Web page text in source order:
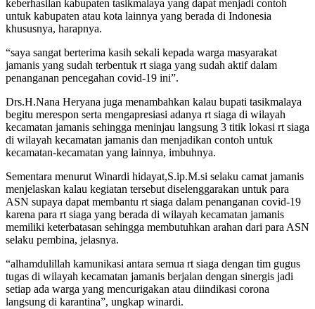
keberhasilan kabupaten tasikmalaya yang dapat menjadi contoh
untuk kabupaten atau kota lainnya yang berada di Indonesia
khususnya, harapnya.
“saya sangat berterima kasih sekali kepada warga masyarakat
jamanis yang sudah terbentuk rt siaga yang sudah aktif dalam
penanganan pencegahan covid-19 ini”.
Drs.H.Nana Heryana juga menambahkan kalau bupati tasikmalaya
begitu merespon serta mengapresiasi adanya rt siaga di wilayah
kecamatan jamanis sehingga meninjau langsung 3 titik lokasi rt siaga
di wilayah kecamatan jamanis dan menjadikan contoh untuk
kecamatan-kecamatan yang lainnya, imbuhnya.
Sementara menurut Winardi hidayat,S.ip.M.si selaku camat jamanis
menjelaskan kalau kegiatan tersebut diselenggarakan untuk para
ASN supaya dapat membantu rt siaga dalam penanganan covid-19
karena para rt siaga yang berada di wilayah kecamatan jamanis
memiliki keterbatasan sehingga membutuhkan arahan dari para ASN
selaku pembina, jelasnya.
“alhamdulillah kamunikasi antara semua rt siaga dengan tim gugus
tugas di wilayah kecamatan jamanis berjalan dengan sinergis jadi
setiap ada warga yang mencurigakan atau diindikasi corona
langsung di karantina”, ungkap winardi.